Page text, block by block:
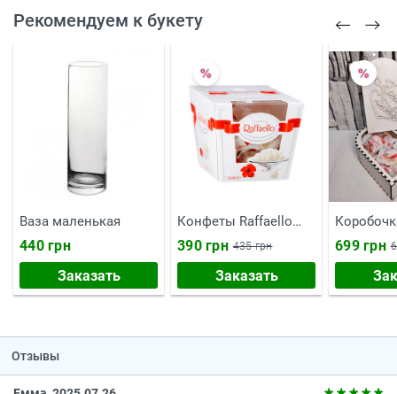
Рекомендуем к букету
Ваза маленькая
440 грн
Заказать
Конфеты Raffaello
390 грн 435 грн
Заказать
699 грн
Отзывы